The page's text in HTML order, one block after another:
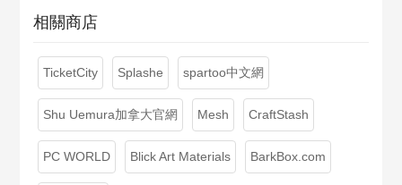
相關商店
TicketCity Splashe spartoo中文網
Shu Uemura加拿大官網 Mesh CraftStash
PC WORLD Blick Art Materials BarkBox.com